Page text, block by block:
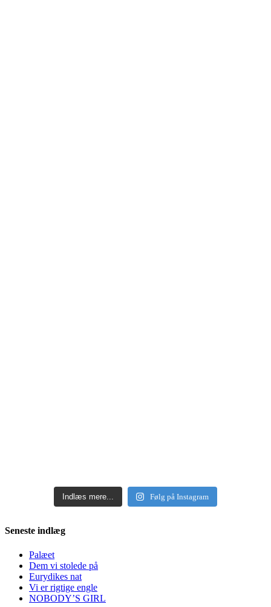
Indlæs mere... Følg på Instagram
Seneste indlæg
Palæet
Dem vi stolede på
Eurydikes nat
Vi er rigtige engle
NOBODY’S GIRL